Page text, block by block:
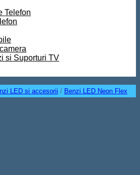
Telefon
si Suporturi TV
LED si accesorii / Benzi LED Neon Flex